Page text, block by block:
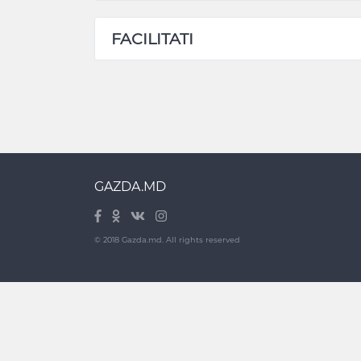
FACILITATI
GAZDA.MD
© 2018 Gazda.md. All rights reserved